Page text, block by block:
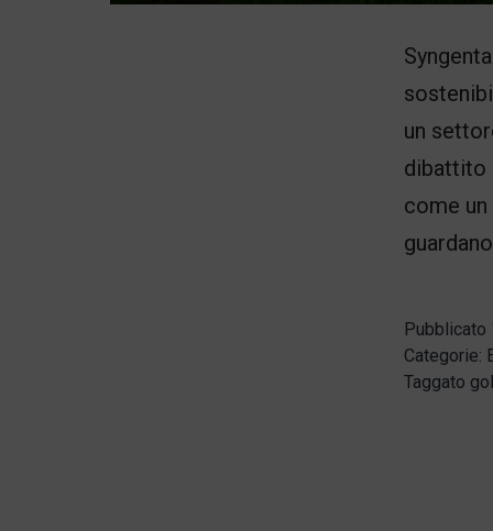
un
dibattito
come
Pubblicato
Categorie:
Taggato